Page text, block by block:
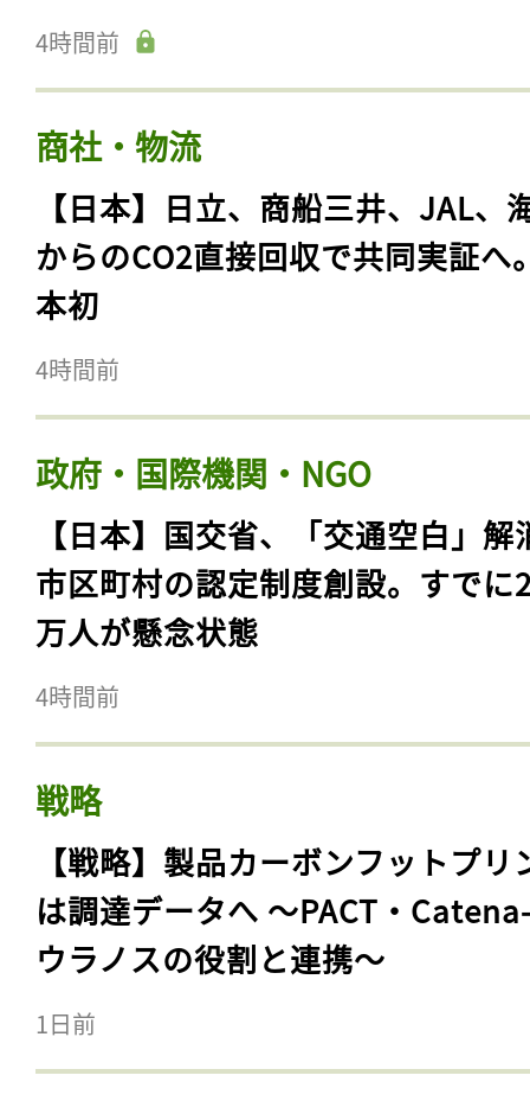
4時間前
商社・物流
【日本】日立、商船三井、JAL、
からのCO2直接回収で共同実証へ
本初
4時間前
政府・国際機関・NGO
【日本】国交省、「交通空白」解
市区町村の認定制度創設。すでに
万人が懸念状態
4時間前
戦略
【戦略】製品カーボンフットプリ
は調達データへ 〜PACT・
ウラノスの役割と連携〜
1日前